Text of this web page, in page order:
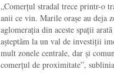
„Comerțul stradal trece printr-o
anii ce vin. Marile orașe au deja
aglomerația din aceste spații
așteptăm la un val de investiții
mult zonele centrale, dar și
comerțul de proximitate”,